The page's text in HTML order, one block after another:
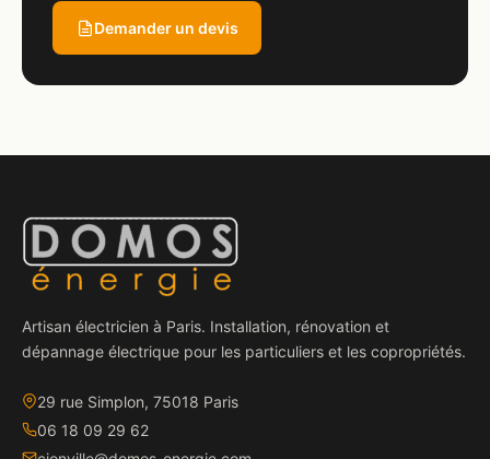
Demander un devis
Artisan électricien à Paris. Installation, rénovation et
dépannage électrique pour les particuliers et les copropriétés.
29 rue Simplon, 75018 Paris
06 18 09 29 62